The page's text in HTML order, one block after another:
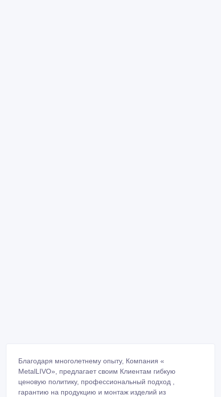
Благодаря многолетнему опыту, Компания «
MetalLIVO», предлагает своим Клиентам гибкую
ценовую политику, профессиональный подход ,
гарантию на продукцию и монтаж изделий из